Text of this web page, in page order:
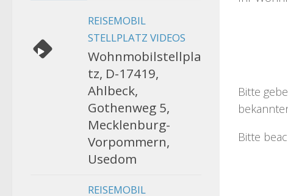
Bitte
Bitte
REISEMOBIL
STELLPLATZ VIDEOS
Wohnmobilstellpla
tz, D-17419,
Ahlbeck,
Gothenweg 5,
Mecklenburg-
Vorpommern,
Usedom
REISEMOBIL